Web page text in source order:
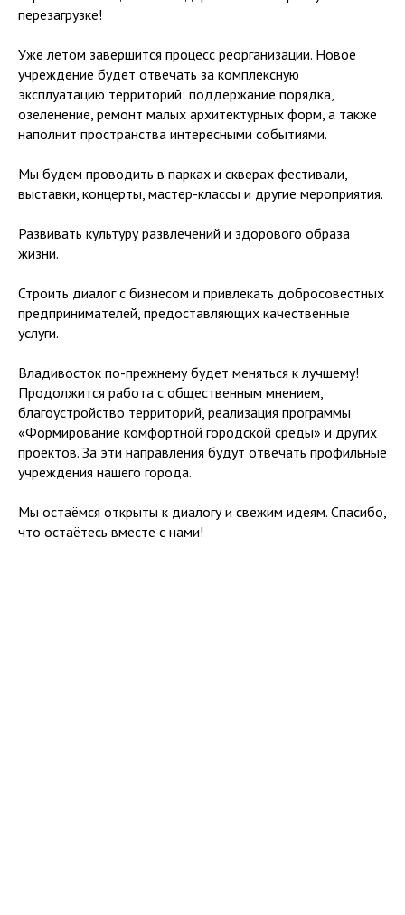
перезагрузке!
Уже летом завершится процесс реорганизации. Новое
учреждение будет отвечать за комплексную
эксплуатацию территорий: поддержание порядка,
озеленение, ремонт малых архитектурных форм, а также
наполнит пространства интересными событиями.
Мы будем проводить в парках и скверах фестивали,
выставки, концерты, мастер-классы и другие мероприятия.
Развивать культуру развлечений и здорового образа
жизни.
Строить диалог с бизнесом и привлекать добросовестных
предпринимателей, предоставляющих качественные
услуги.
Владивосток по-прежнему будет меняться к лучшему!
Продолжится работа с общественным мнением,
благоустройство территорий, реализация программы
«Формирование комфортной городской среды» и других
проектов. За эти направления будут отвечать профильные
учреждения нашего города.
Мы остаёмся открыты к диалогу и свежим идеям. Спасибо,
что остаётесь вместе с нами!